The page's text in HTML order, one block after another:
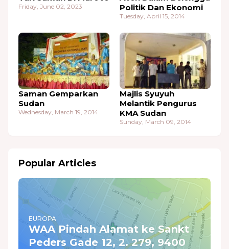
Friday, June 02, 2023
Politik Dan Ekonomi
Tuesday, April 15, 2014
Saman Gemparkan
Sudan
Wednesday, March 19, 2014
Majlis Syuyuh
Melantik Pengurus
KMA Sudan
Sunday, March 09, 2014
Popular Articles
EUROPA
WAA Pindah Alamat ke Sankt
Peders Gade 12, 2. 279, 9400